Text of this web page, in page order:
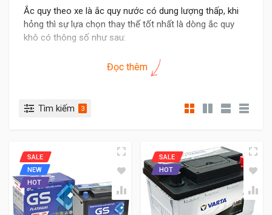
Ắc quy theo xe là ắc quy nước có dung lượng thấp, khi
hỏng thì sự lựa chọn thay thế tốt nhất là dòng ắc quy
khô có thông số như sau:
Dung lượng: 60Ah
Qashqai như sau: 56030, 56090, Din60
Qashqai
- Lên lựa chọn ắc quy khô thay thế phù hợp thông số
tương đương. Lên chọn bình có chỉ số CCA cao hơn
- Tham khảo kỹ thuật thay thế trước nếu tự thay bình,
Đọc thêm
Tìm kiếm 3
SALE
NEW
HOT
SALE
HOT